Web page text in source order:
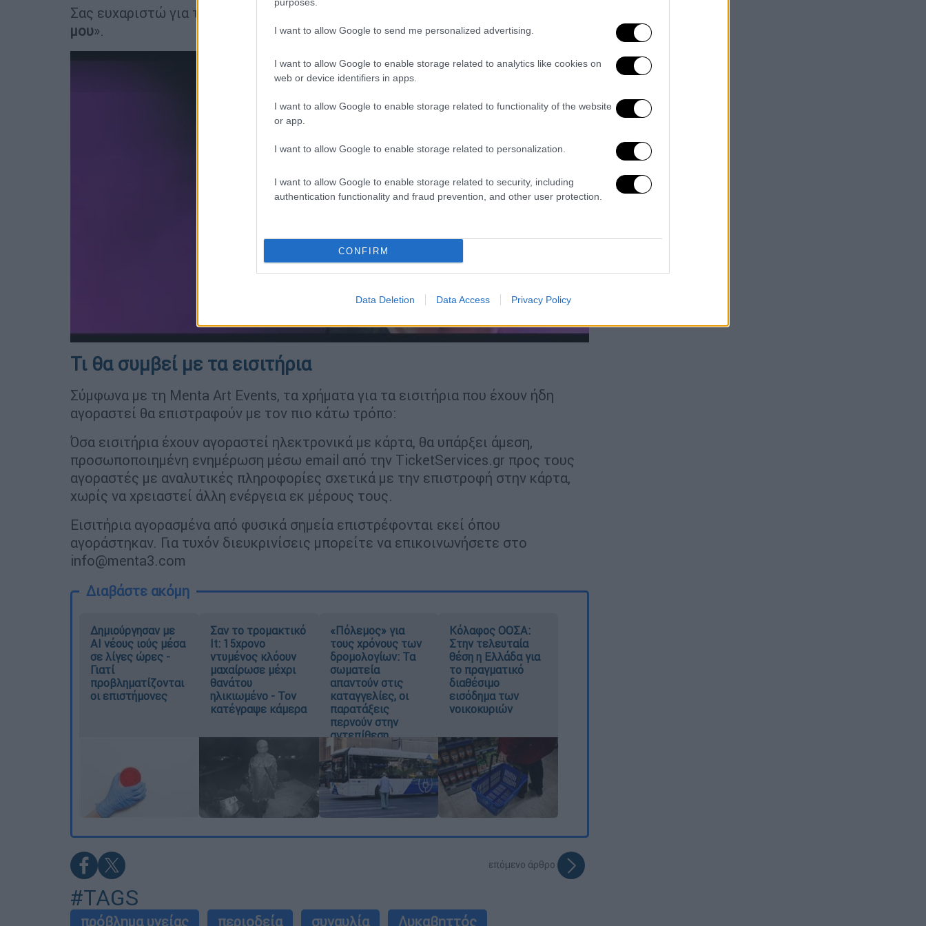
I want to allow Google to send me personalized advertising.
I want to allow Google to enable storage related to analytics like cookies on
web or device identifiers in apps.
I want to allow Google to enable storage related to functionality of the website
or app.
I want to allow Google to enable storage related to personalization.
I want to allow Google to enable storage related to security, including
authentication functionality and fraud prevention, and other user protection.
CONFIRM
Data Deletion Data Access Privacy Policy
Σας ευχαριστώ για την υπομονή σας.
μου».
video
Τι θα συμβεί με τα εισιτήρια
Σύμφωνα με τη Menta Art Events, τα χρήματα για τα εισιτήρια που έχουν ήδη
αγοραστεί θα επιστραφούν με τον πιο κάτω τρόπο:
Όσα εισιτήρια έχουν αγοραστεί ηλεκτρονικά με κάρτα, θα υπάρξει άμεση,
προσωποποιημένη ενημέρωση μέσω email από την TicketServices.gr προς τους
αγοραστές με αναλυτικές πληροφορίες σχετικά με την επιστροφή στην κάρτα,
χωρίς να χρειαστεί άλλη ενέργεια εκ μέρους τους.
Εισιτήρια αγορασμένα από φυσικά σημεία επιστρέφονται εκεί όπου
αγοράστηκαν. Για τυχόν διευκρινίσεις μπορείτε να επικοινωνήσετε στο
info@menta3.com
Διαβάστε ακόμη
Δημιούργησαν με
AI νέους ιούς μέσα
σε λίγες ώρες -
Γιατί
προβληματίζονται
οι επιστήμονες
Σαν το τρομακτικό
It: 15χρονο
ντυμένος κλόουν
μαχαίρωσε μέχρι
θανάτου
ηλικιωμένο - Τον
κατέγραψε κάμερα
«Πόλεμος» για
τους χρόνους των
δρομολογίων: Τα
σωματεία
απαντούν στις
καταγγελίες, οι
παρατάξεις
περνούν στην
αντεπίθεση
Κόλαφος ΟΟΣΑ:
Στην τελευταία
θέση η Ελλάδα για
το πραγματικό
διαθέσιμο
εισόδημα των
νοικοκυριών
επόμενο άρθρο
#TAGS
πρόβλημα υγείας περιοδεία συναυλία Λυκαβηττός